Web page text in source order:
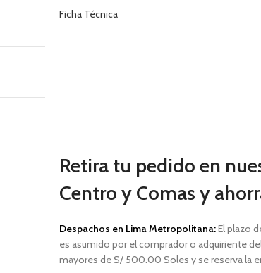
Ficha Técnica
Retira tu pedido en
Centro y Comas y
Despachos en Lima Metropolitana:El plazo
es asumido por el comprador o adquiriente
mayores de S/ 500.00 Soles yse reserva la